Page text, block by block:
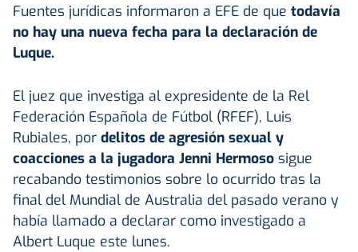
Fuentes jurídicas informaron a EFE de que todavía
no hay una nueva fecha para la declaración de
Luque.
El juez que investiga al expresidente de la Rel
Federación Española de Fútbol (RFEF), Luis
Rubiales, por delitos de agresión sexual y
coacciones a la jugadora Jenni Hermoso sigue
recabando testimonios sobre lo ocurrido tras la
final del Mundial de Australia del pasado verano y
había llamado a declarar como investigado a
Albert Luque este lunes.